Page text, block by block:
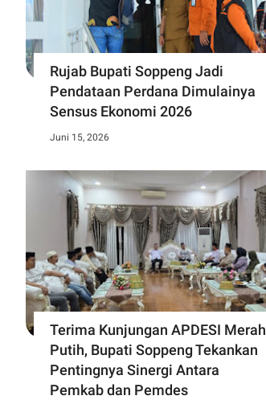
Rujab Bupati Soppeng Jadi
Pendataan Perdana Dimulainya
Sensus Ekonomi 2026
Juni 15, 2026
Terima Kunjungan APDESI Merah
Putih, Bupati Soppeng Tekankan
Pentingnya Sinergi Antara
Pemkab dan Pemdes